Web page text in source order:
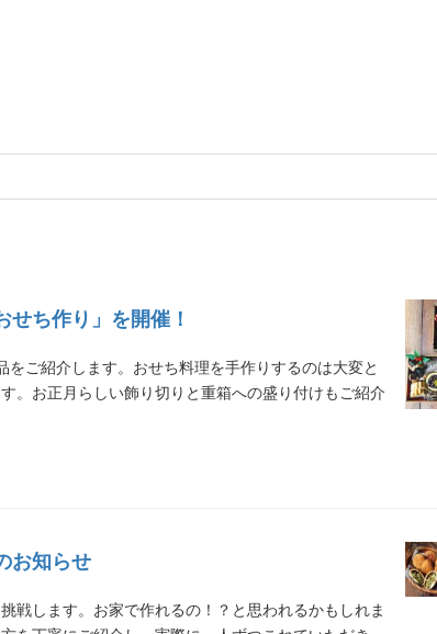
ち作り」を開催！
ご紹介します。おせち料理を手作りするのは大変と
。お正月らしい飾り切りと重箱への盛り付けもご紹介
お知らせ
戦します。お家で作れるの！？と思われるかもしれま